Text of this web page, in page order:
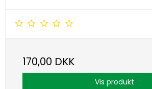
170,00 DKK
Vis produkt